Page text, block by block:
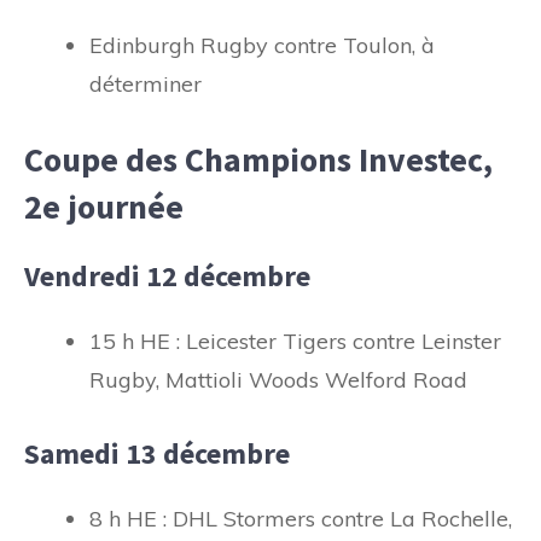
Edinburgh Rugby contre Toulon, à
déterminer
Coupe des Champions Investec,
2e journée
Vendredi 12 décembre
15 h HE : Leicester Tigers contre Leinster
Rugby, Mattioli Woods Welford Road
Samedi 13 décembre
8 h HE : DHL Stormers contre La Rochelle,